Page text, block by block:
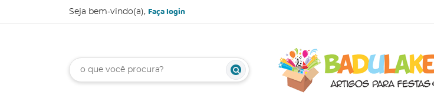
Seja bem-vindo(a), Faça login